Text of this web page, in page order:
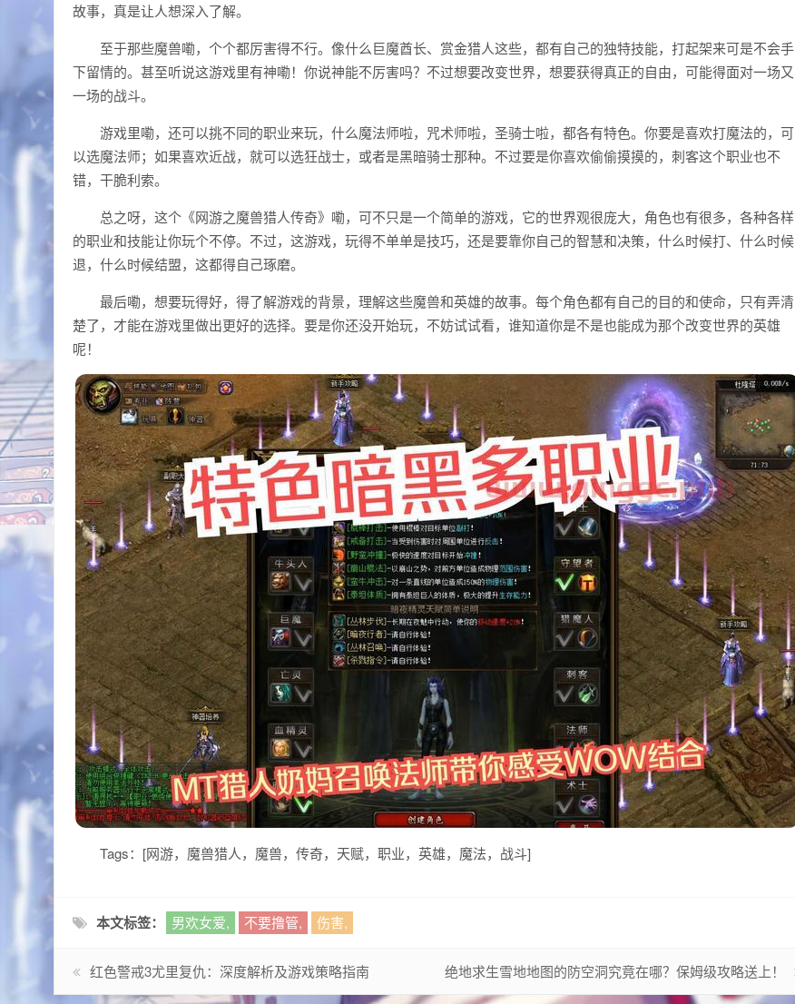
故事，真是让人想深入了解。
至于那些魔兽嘞，个个都厉害得不行。像什么巨魔酋长、赏金猎人这些，都有自己的独特技能，打起架来可是不会手
下留情的。甚至听说这游戏里有神嘞！你说神能不厉害吗？不过想要改变世界，想要获得真正的自由，可能得面对一场又
一场的战斗。
游戏里嘞，还可以挑不同的职业来玩，什么魔法师啦，咒术师啦，圣骑士啦，都各有特色。你要是喜欢打魔法的，可
以选魔法师；如果喜欢近战，就可以选狂战士，或者是黑暗骑士那种。不过要是你喜欢偷偷摸摸的，刺客这个职业也不
错，干脆利索。
总之呀，这个《网游之魔兽猎人传奇》嘞，可不只是一个简单的游戏，它的世界观很庞大，角色也有很多，各种各样
的职业和技能让你玩个不停。不过，这游戏，玩得不单单是技巧，还是要靠你自己的智慧和决策，什么时候打、什么时候
退，什么时候结盟，这都得自己琢磨。
最后嘞，想要玩得好，得了解游戏的背景，理解这些魔兽和英雄的故事。每个角色都有自己的目的和使命，只有弄清
楚了，才能在游戏里做出更好的选择。要是你还没开始玩，不妨试试看，谁知道你是不是也能成为那个改变世界的英雄
呢！
Tags：[网游，魔兽猎人，魔兽，传奇，天赋，职业，英雄，魔法，战斗]
本文标签： 男欢女爱, 不要撸管, 伤害,
红色警戒3尤里复仇：深度解析及游戏策略指南 绝地求生雪地地图的防空洞究竟在哪？保姆级攻略送上！